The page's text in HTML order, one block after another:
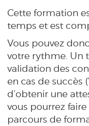
Cette formation
temps et est
Vous pouvez
votre rythme. Un
validation des
en cas de succès
d’obtenir une
vous pourrez
parcours de